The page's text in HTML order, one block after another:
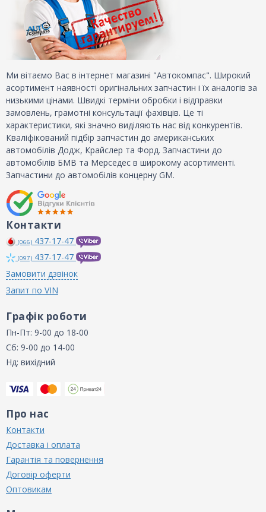
Ми вітаємо Вас в інтернет магазині "Автокомпас". Широкий
асортимент наявності оригінальних запчастин і їх аналогів за
низькими цінами. Швидкі терміни обробки і відправки
замовлень, грамотні консультації фахівців. Це ті
характеристики, які значно виділяють нас від конкурентів.
Кваліфікований підбір запчастин до американських
автомобілів Додж, Крайслер та Форд. Запчастини до
автомобілів БМВ та Мерседес в широкому асортименті.
Запчастини до автомобілів концерну GM.
Контакти
(066) 437-17-47
(097) 437-17-47
Замовити дзвінок
Запит по VIN
Графік роботи
Пн-Пт: 9-00 до 18-00
Сб: 9-00 до 14-00
Нд: вихідний
Про нас
Контакти
Доставка і оплата
Гарантія та повернення
Договір оферти
Оптовикам